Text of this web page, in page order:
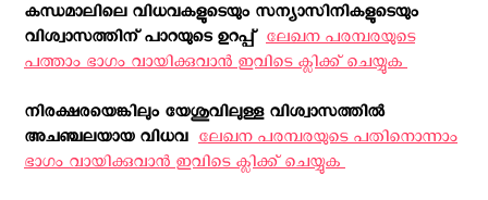
കന്ധമാലിലെ വിധവകളുടെയും സന്യാസിനികളുടെയും
വിശ്വാസത്തിന് പാറയുടെ ഉറപ്പ് ‍ ലേഖന പരമ്പരയുടെ
പത്താം ഭാഗം വായിക്കുവാന്‍ ഇവിടെ ക്ലിക്ക് ചെയ്യുക ‍
നിരക്ഷരയെങ്കിലും യേശുവിലുള്ള വിശ്വാസത്തില്‍
അചഞ്ചലയായ വിധവ ‍ ലേഖന പരമ്പരയുടെ പതിനൊന്നാം
ഭാഗം വായിക്കുവാന്‍ ഇവിടെ ക്ലിക്ക് ചെയ്യുക ‍